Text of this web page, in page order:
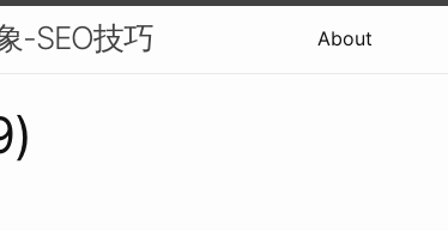
-SEO技巧 About